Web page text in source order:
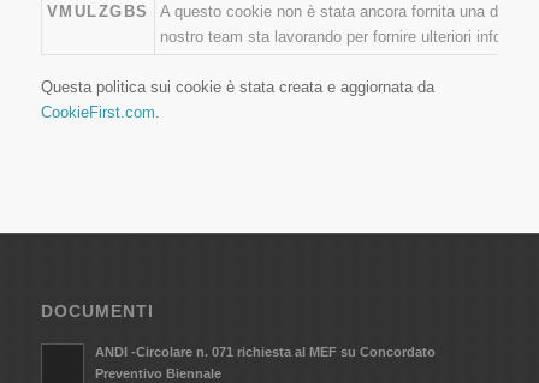
VMULZGBS
A questo cookie non è stata ancora fornita una
nostro team sta lavorando per fornire ulteriori
Questa politica sui cookie è stata creata e aggiornata da
CookieFirst.com.
DOCUMENTI
ANDI -Circolare n. 071 richiesta al MEF su Concordato
Preventivo Biennale